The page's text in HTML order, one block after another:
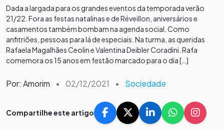
Dada a largada para os grandes eventos da temporada verão
21/22. Fora as festas natalinas e de Réveillon, aniversários e
casamentos também bombam na agenda social. Como
anfitriões, pessoas para lá de especiais. Na turma, as queridas
Rafaela Magalhães Ceolin e Valentina Deibler Coradini. Rafa
comemora os 15 anos em festão marcado para o dia […]
Por: Amorim • 02/12/2021 • Sociedade
Compartilhe este artigo